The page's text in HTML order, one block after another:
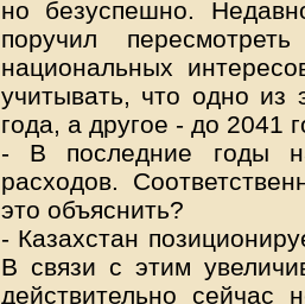
но безуспешно.
поручил
национальных
учитывать, что одно из
года, а другое - до 2041
- В последние годы
расходов.
это объяснить?
- Казахстан
В связи с этим
действительно сейчас